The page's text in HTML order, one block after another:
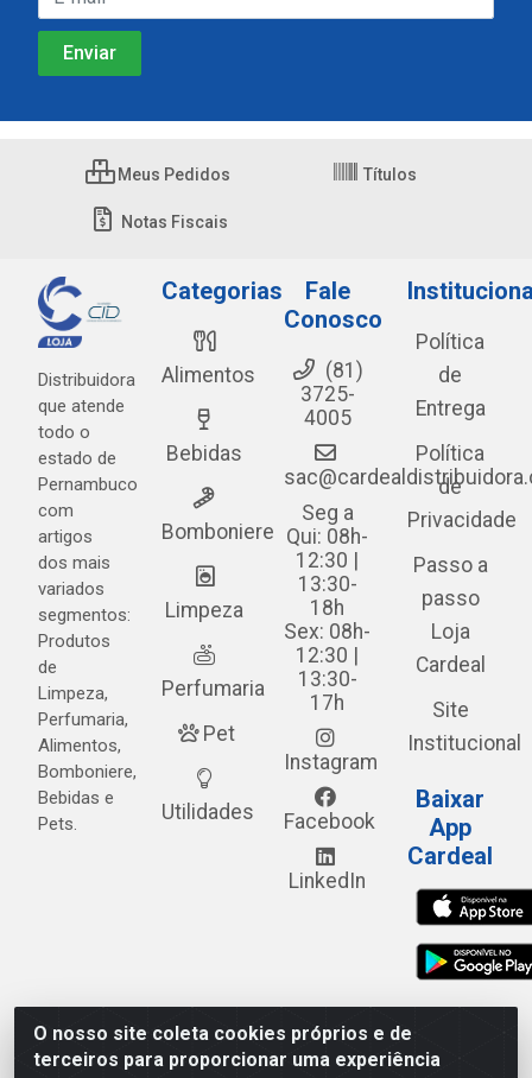
O nosso site coleta cookies próprios e de
terceiros para proporcionar uma experiência
Meus Pedidos Títulos
Notas Fiscais
Distribuidora
que atende
todo o
estado de
Pernambuco
com
artigos
dos mais
variados
segmentos:
Produtos
de
Limpeza,
Perfumaria,
Alimentos,
Bomboniere,
Bebidas e
Pets.
Categorias
Alimentos
Bebidas
Bomboniere
Limpeza
Perfumaria
Pet
Utilidades
Fale
Conosco
(81)
3725-
4005
Seg a
Qui: 08h-
12:30 |
13:30-
18h
Sex: 08h-
12:30 |
13:30-
17h
Instagram
Facebook
LinkedIn
Política
de
Entrega
Política
de
Privacidade
Passo a
passo
Loja
Cardeal
Site
Institucional
Baixar
App
Cardeal
Cardeal Distribuidora - Estrada Alto do Moura, 582 - Alto